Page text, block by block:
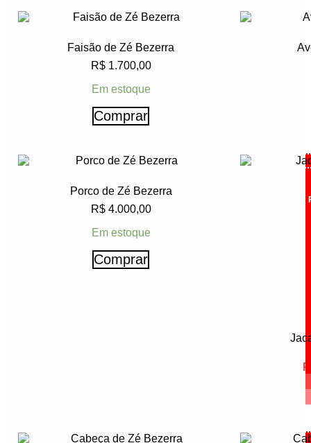
Faisão de Zé Bezerra
R$1.700,00
Em estoque
Comprar
Porco de Zé Bezerra
R$4.000,00
Em estoque
Comprar